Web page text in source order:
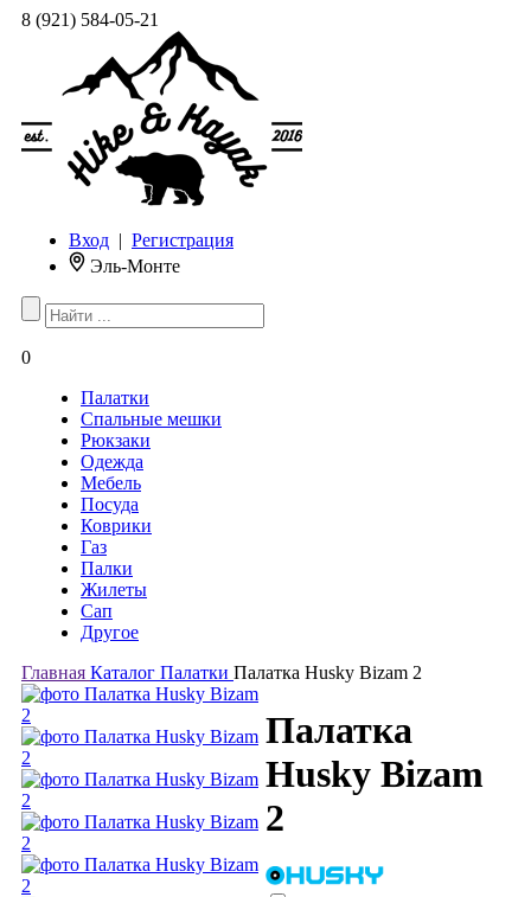
8 (921) 584-05-21
Вход | Регистрация
Эль-Монте
0
Палатки
Спальные мешки
Рюкзаки
Одежда
Мебель
Посуда
Коврики
Газ
Палки
Жилеты
Сап
Другое
Главная Каталог Палатки Палатка Husky Bizam 2
Палатка
Husky Bizam
2